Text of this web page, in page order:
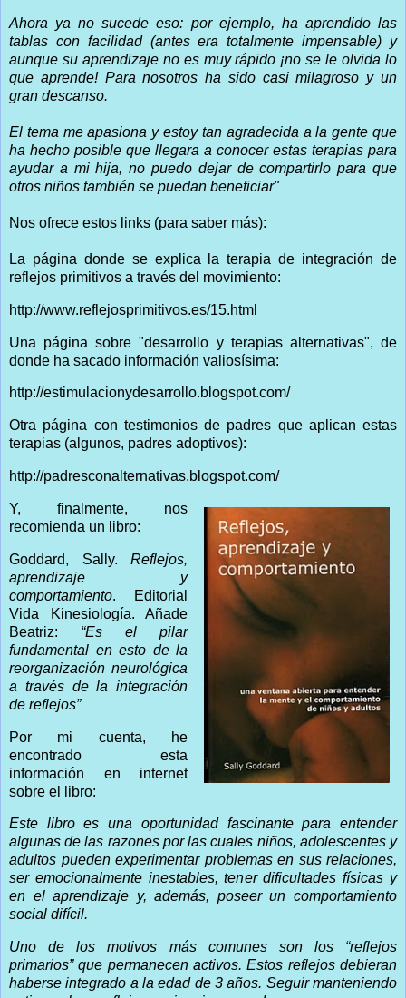
Ahora ya no sucede eso: por ejemplo, ha aprendido las
tablas con facilidad (antes era totalmente impensable) y
aunque su aprendizaje no es muy rápido ¡no se le olvida lo
que aprende! Para nosotros ha sido casi milagroso y un
gran descanso.
El tema me apasiona y estoy tan agradecida a la gente que
ha hecho posible que llegara a conocer estas terapias para
ayudar a mi hija, no puedo dejar de compartirlo para que
otros niños también se puedan beneficiar"
Nos ofrece estos links (para saber más):
La página donde se explica la terapia de integración de
reflejos primitivos a través del movimiento:
http://www.reflejosprimitivos.es/15.html
Una página sobre "desarrollo y terapias alternativas", de
donde ha sacado información valiosísima:
http://estimulacionydesarrollo.blogspot.com/
Otra página con testimonios de padres que aplican estas
terapias (algunos, padres adoptivos):
http://padresconalternativas.blogspot.com/
Y, finalmente, nos
recomienda un libro:
Goddard, Sally. Reflejos,
aprendizaje y
comportamiento. Editorial
Vida Kinesiología. Añade
Beatriz: “Es el pilar
fundamental en esto de la
reorganización neurológica
a través de la integración
de reflejos”
Por mi cuenta, he
encontrado esta
información en internet
sobre el libro:
Este libro es una oportunidad fascinante para entender
algunas de las razones por las cuales niños, adolescentes y
adultos pueden experimentar problemas en sus relaciones,
ser emocionalmente inestables, tener dificultades físicas y
en el aprendizaje y, además, poseer un comportamiento
social difícil.
Uno de los motivos más comunes son los “reflejos
primarios” que permanecen activos. Estos reflejos debieran
haberse integrado a la edad de 3 años. Seguir manteniendo